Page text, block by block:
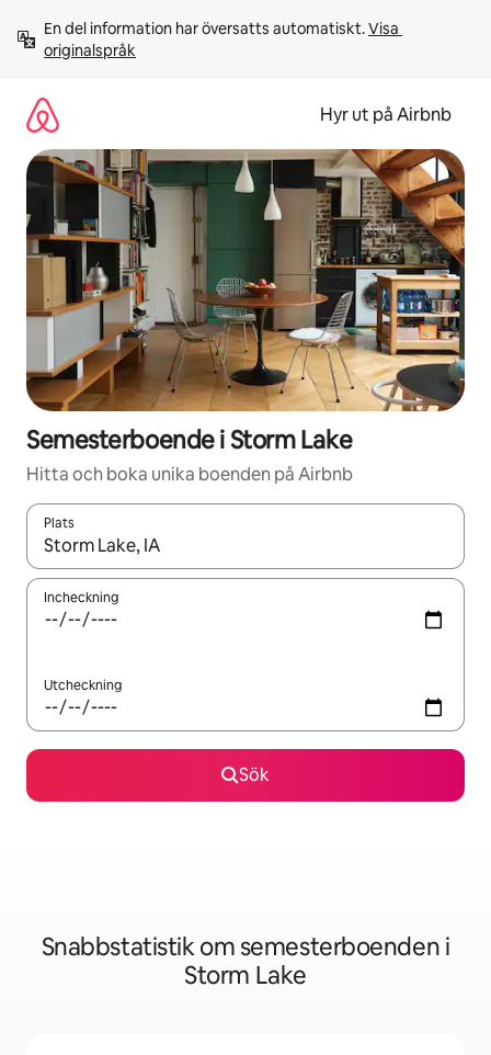
innehåll
En del information har översatts automatiskt. Visa
originalspråk
Hyr ut på Airbnb
Semesterboende i Storm Lake
Hitta och boka unika boenden på Airbnb
Plats
När resultaten är tillgängliga kan du navigera med upp- och
Incheckning
Utcheckning
Sök
Snabbstatistik om semesterboenden i
Storm Lake